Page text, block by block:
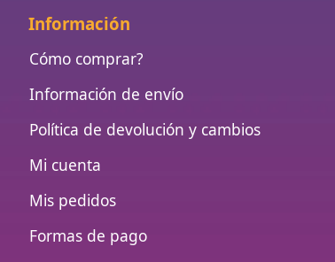
Información
Cómo comprar?
Información de envío
Política de devolución y cambios
Mi cuenta
Mis pedidos
Formas de pago